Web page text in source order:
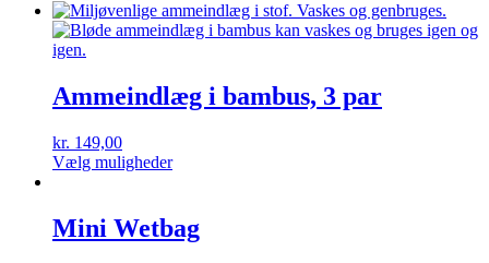
vare
har
Mulighederne
kan
varesiden
Ammeindlæg i bambus, 3 par
kr. 149,00
Vælg mulighederDette
flere
varianter.
Mini Wetbag